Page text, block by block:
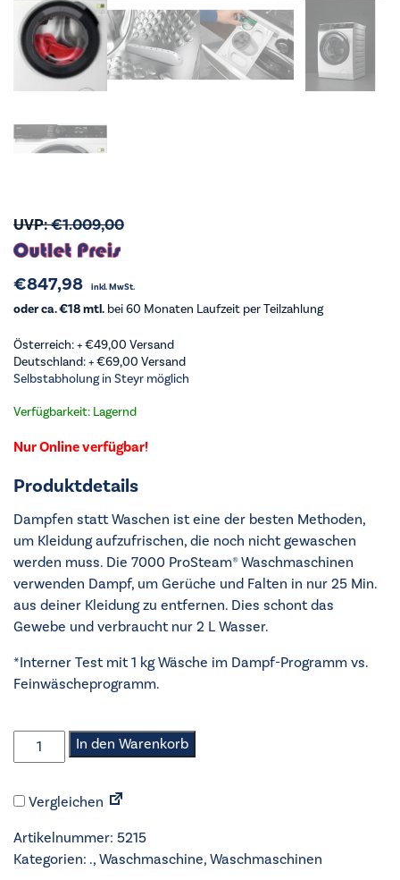
UVP:€1.009,00
€847,98 inkl. MwSt.
oder ca. €18 mtl. bei 60 Monaten Laufzeit per Teilzahlung
Österreich: +€49,00 Versand
Deutschland: +€69,00 Versand
Selbstabholung in Steyr möglich
Verfügbarkeit: Lagernd
Nur Online verfügbar!
Produktdetails
Dampfen statt Waschen ist eine der besten Methoden,
um Kleidung aufzufrischen, die noch nicht gewaschen
werden muss. Die 7000 ProSteam® Waschmaschinen
verwenden Dampf, um Gerüche und Falten in nur 25 Min.
aus deiner Kleidung zu entfernen. Dies schont das
Gewebe und verbraucht nur 2 L Wasser.
*Interner Test mit 1 kg Wäsche im Dampf-Programm vs.
Feinwäscheprogramm.
AEG
-
-
Menge
In den Warenkorb
Vergleichen
Artikelnummer: 5215
Kategorien: ., Waschmaschine, Waschmaschinen